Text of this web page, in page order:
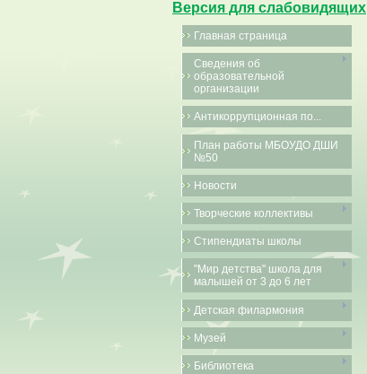
Версия для слабовидящих
Главная страница
Сведения об
образовательной
организации
Антикоррупционная по...
План работы МБОУДО ДШИ
№50
Новости
Творческие коллективы
Стипендиаты школы
"Мир детства" школа для
малышей от 3 до 6 лет
Детская филармония
Музей
Библиотека